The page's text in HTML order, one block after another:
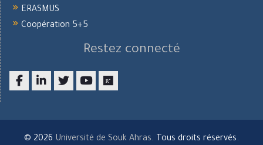
ERASMUS
Coopération 5+5
Restez connecté
© 2026 Université de Souk Ahras. Tous droits réservés.